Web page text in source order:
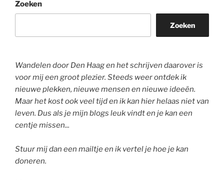
Zoeken
Zoeken
Wandelen door Den Haag en het schrijven daarover is
voor mij een groot plezier. Steeds weer ontdek ik
nieuwe plekken, nieuwe mensen en nieuwe ideeën.
Maar het kost ook veel tijd en ik kan hier helaas niet van
leven. Dus als je mijn blogs leuk vindt en je kan een
centje missen...
Stuur mij dan een mailtje en ik vertel je hoe je kan
doneren.